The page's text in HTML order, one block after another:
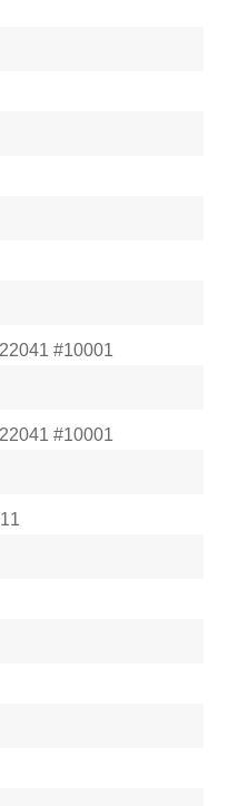
#10001
#10001